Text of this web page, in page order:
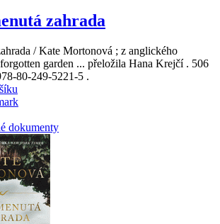
zahrada
/ Kate Mortonová ; z anglického
garden ... přeložila Hana Krejčí . 506
80-249-5221-5 .
dokumenty